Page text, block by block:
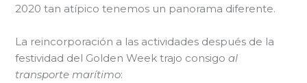
2020 tan atípico tenemos un panorama diferente.
La reincorporación a las actividades después de la
festividad del Golden Week trajo consigoal
transporte marítimo: